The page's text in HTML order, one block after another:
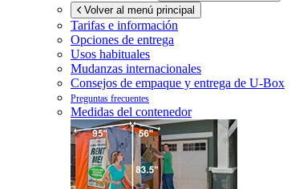
Volver al menú principal
Tarifas e información
Opciones de entrega
Usos habituales
Mudanzas internacionales
Consejos de empaque y entrega de U-Box
Preguntas frecuentes
Medidas del contenedor